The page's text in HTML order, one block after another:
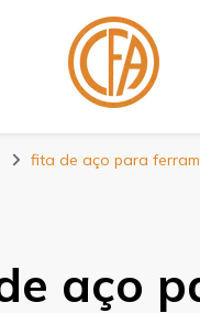
fita de aço para
aço